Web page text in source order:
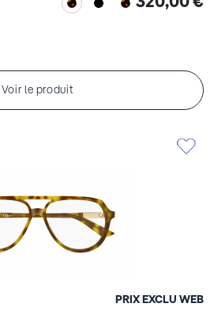
Voir le produit
PRIX EXCLU WEB